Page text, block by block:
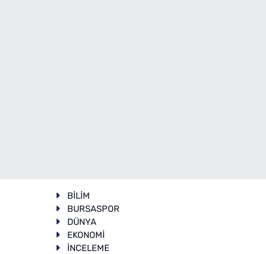
BİLİM
BURSASPOR
DÜNYA
EKONOMİ
İNCELEME